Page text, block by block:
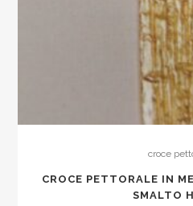
croce
CROCE PETTORALE IN
SMALTO